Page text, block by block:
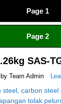
Page 1
Co Id
Page 2
SAS-
by Team Admin